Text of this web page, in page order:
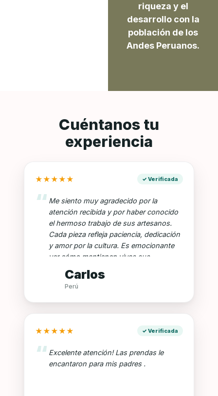
riqueza y el
desarrollo con la
población de los
Andes Peruanos.
Cuéntanos tu
experiencia
Carlos
Perú
★★★★★
Me siento muy agradecido por la
atención recibida y por haber conocido
el hermoso trabajo de sus artesanos.
Cada pieza refleja paciencia, dedicación
y amor por la cultura. Es emocionante
ver cómo mantienen vivas sus
todo el equipo por su compromiso,
amabilidad y pasión por lo que hacen.
★★★★★
Excelente atención! Las prendas le
encantaron para mis padres .